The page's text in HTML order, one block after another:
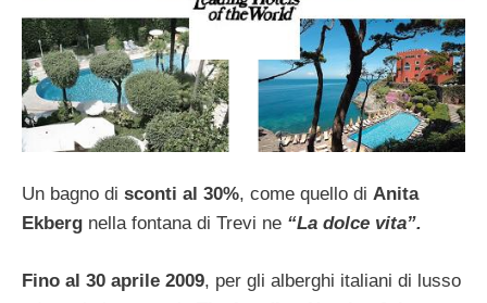
Un bagno di sconti al 30%, come quello di Anita
Ekberg nella fontana di Trevi ne “La dolce vita”.
Fino al 30 aprile 2009, per gli alberghi italiani di lusso